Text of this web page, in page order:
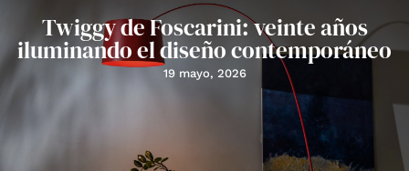
Twiggy de Foscarini: veinte años
iluminando el diseño contemporáneo
19 mayo, 2026